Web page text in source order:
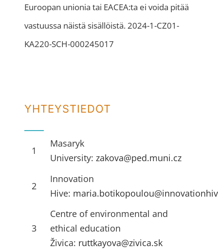
Euroopan unionia tai EACEA:ta ei voida pitää
vastuussa näistä sisällöistä. 2024-1-CZ01-
KA220-SCH-000245017
YHTEYSTIEDOT
1
Masaryk
University:zakova@ped.muni.cz
2
Innovation
Hive:
3
Centre of environmental and
ethical education
Živica: ruttkayova@zivica.sk